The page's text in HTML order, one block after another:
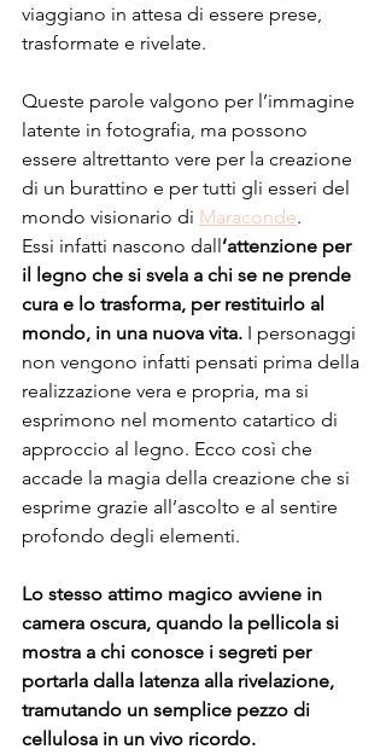
viaggiano in attesa di essere prese,
trasformate e rivelate.
Queste parole valgono per l’immagine
latente in fotografia, ma possono
essere altrettanto vere per la creazione
di un burattino e per tutti gli esseri del
mondo visionario di Maraconde.
Essi infatti nascono dall’attenzione per
il legno che si svela a chi se ne prende
cura e lo trasforma, per restituirlo al
mondo, in una nuova vita. I personaggi
non vengono infatti pensati prima della
realizzazione vera e propria, ma si
esprimono nel momento catartico di
approccio al legno. Ecco così che
accade la magia della creazione che si
esprime grazie all’ascolto e al sentire
profondo degli elementi.
Lo stesso attimo magico avviene in
camera oscura, quando la pellicola si
mostra a chi conosce i segreti per
portarla dalla latenza alla rivelazione,
tramutando un semplice pezzo di
cellulosa in un vivo ricordo.